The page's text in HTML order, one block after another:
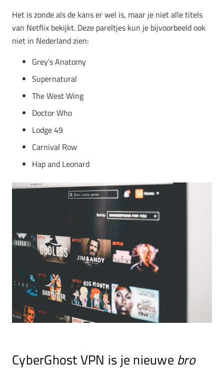
Het is zonde als de kans er wel is, maar je niet alle titels
van Netflix bekijkt. Deze pareltjes kun je bijvoorbeeld ook
niet in Nederland zien:
Grey’s Anatomy
Supernatural
The West Wing
Doctor Who
Lodge 49
Carnival Row
Hap and Leonard
CyberGhost VPN is je nieuwe bro